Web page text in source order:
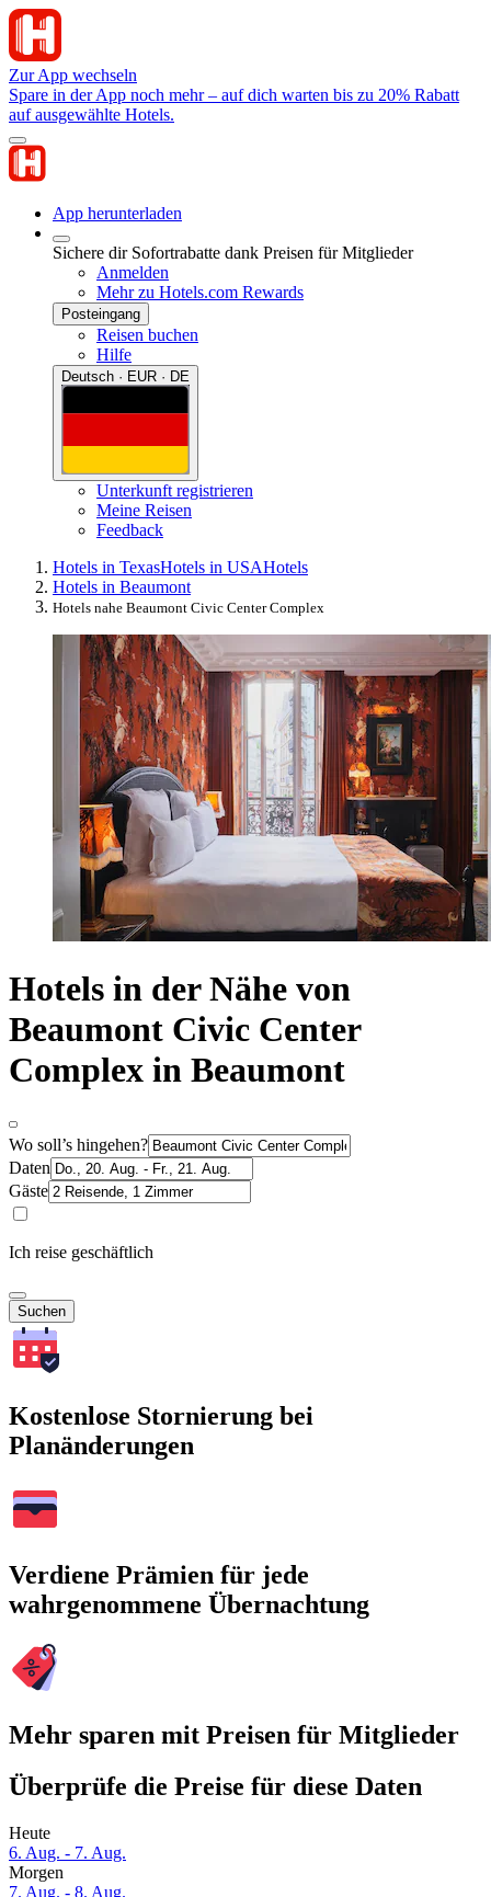
Zur App wechseln
Spare in der App noch mehr – auf dich warten bis zu 20% Rabatt
auf ausgewählte Hotels.
App herunterladen
Sichere dir Sofortrabatte dank Preisen für Mitglieder
Anmelden
Mehr zu Hotels.com Rewards
Posteingang
Reisen buchen
Hilfe
Deutsch · EUR · DE
Unterkunft registrieren
Meine Reisen
Feedback
Hotels in TexasHotels in USAHotels
Hotels in Beaumont
Hotels nahe Beaumont Civic Center Complex
Hotels in der Nähe von
Beaumont Civic Center
Complex in Beaumont
Wo soll’s hingehen?
Daten
Gäste
Ich reise geschäftlich
Suchen
Kostenlose Stornierung bei
Planänderungen
Verdiene Prämien für jede
wahrgenommene Übernachtung
Mehr sparen mit Preisen für Mitglieder
Überprüfe die Preise für diese Daten
Heute
6. Aug. - 7. Aug.
Morgen
7. Aug. - 8. Aug.